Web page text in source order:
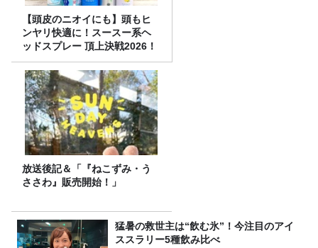
【頭皮のニオイにも】頭もヒ
ンヤリ快適に！スースー系ヘ
ッドスプレー 頂上決戦2026！
放送後記＆「『ねこずみ・う
ささわ』販売開始！」
猛暑の救世主は“飲む氷”！今注目のアイ
ススラリー5種飲み比べ